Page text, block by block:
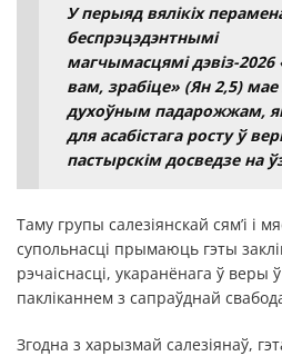
У перыяд вялікіх
беспрэцэдэнтнымі
магчымасцямі дэвіз-
вам, зрабіце» (Ян 2,5)
духоўным падарожжам,
для асабістага росту ў
пастырскім досведзе на
Таму групы салезіянскай сям’і і
супольнасці прымаюць гэты
рэчаіснасці, укаранёнага ў
пакліканнем з сапраўднай
Згодна з харызмай салезіянаў,